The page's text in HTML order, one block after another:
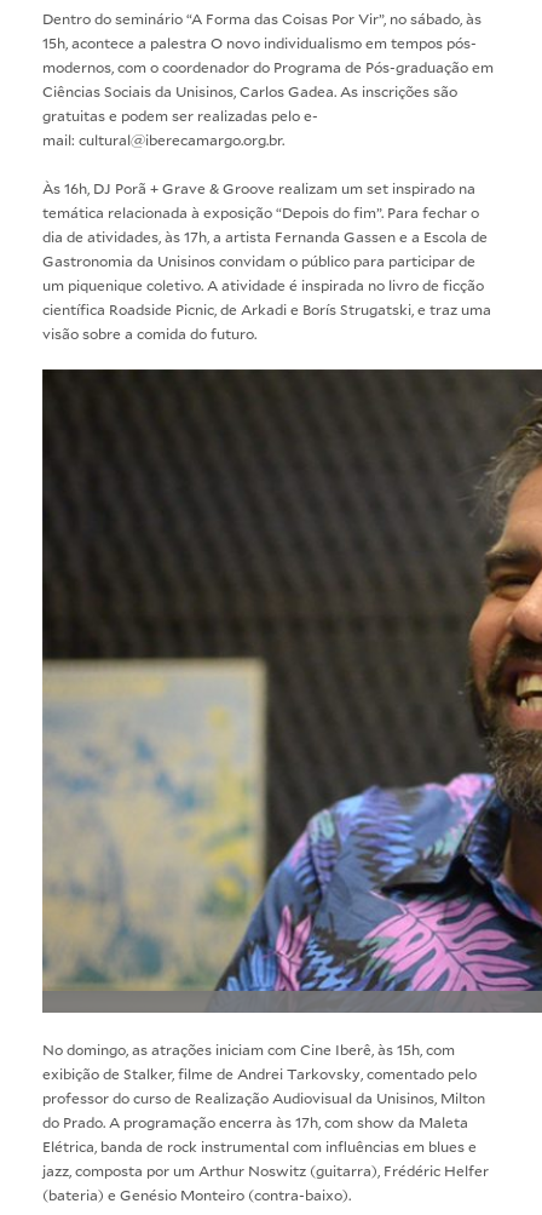
Dentro do seminário “A Forma das Coisas Por Vir”, no sábado, às
15h, acontece a palestra O novo individualismo em tempos pós-
modernos , com o coordenador do Programa de Pós-graduação em
Ciências Sociais da Unisinos, Carlos Gadea. As inscrições são
gratuitas e podem ser realizadas pelo e-
mail: cultural@iberecamargo.org.br.
Às 16h, DJ Porã + Grave & Groove realizam um set inspirado na
temática relacionada à exposição “Depois do fim”. Para fechar o
dia de atividades, às 17h, a artista Fernanda Gassen e a Escola de
Gastronomia da Unisinos convidam o público para participar de
um piquenique coletivo. A atividade é inspirada no livro de ficção
científica Roadside Picnic, de Arkadi e Borís Strugatski, e traz uma
visão sobre a comida do futuro.
No domingo, as atrações iniciam comCine Iberê , às 15h, com
exibição de Stalker, filme de Andrei Tarkovsky, comentado pelo
professor do curso de Realização Audiovisual da Unisinos, Milton
do Prado. A programação encerra às 17h, comshow da Maleta
Elétrica , banda de rock instrumental com influências em blues e
jazz, composta por um Arthur Noswitz (guitarra), Frédéric Helfer
(bateria) e Genésio Monteiro (contra-baixo).